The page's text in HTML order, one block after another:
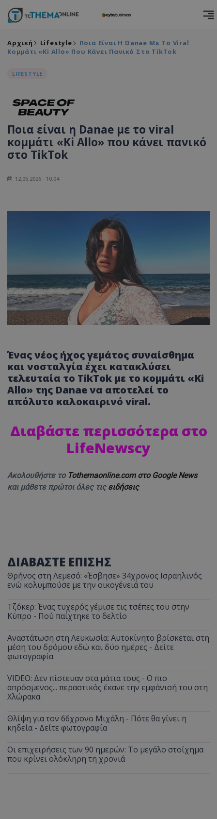
Αρχική Lifestyle
Ποια Είναι Η Danae Με Το Viral
Κομμάτι «Ki Allo» Που Κάνει Πανικό Στο TikTok
LIFESTYLE
Ποια είναι η Danae με το viral
κομμάτι «Ki Allo» που κάνει πανικό
στο TikTok
12.06.2026 - 10:04
Ένας νέος ήχος γεμάτος συναίσθημα
και νοσταλγία έχει κατακλύσει
τελευταία το TikTok με το κομμάτι «Ki
Allo» της Danae να αποτελεί το
απόλυτο καλοκαιρινό viral.
Διαβάστε περισσότερα στο
LifeNewscy
Ακολουθήστε το Tothemaonline.com στο Google News
και μάθετε πρώτοι όλες τις ειδήσεις
ΔΙΑΒΑΣΤΕ ΕΠΙΣΗΣ
Θρήνος στη Λεμεσό: «Έσβησε» 34χρονος Ισραηλινός
ενώ κολυμπούσε με την οικογένειά του
Τζόκερ: Ένας τυχερός γέμισε τις τσέπες του στην
Κύπρο - Πού παίχτηκε το δελτίο
Αναστάτωση στη Λευκωσία: Αυτοκίνητο βρίσκεται στη
μέση του δρόμου εδώ και δύο ημέρες - Δείτε
φωτογραφία
VIDEO: Δεν πίστευαν στα μάτια τους - Ο πιο
απρόσμενος... περαστικός έκανε την εμφάνισή του στη
Χλώρακα
Θλίψη για τον 66χρονο Μιχάλη - Πότε θα γίνει η
κηδεία - Δείτε φωτογραφία
Οι επιχειρήσεις των 90 ημερών: Το μεγάλο στοίχημα
που κρίνει ολόκληρη τη χρονιά